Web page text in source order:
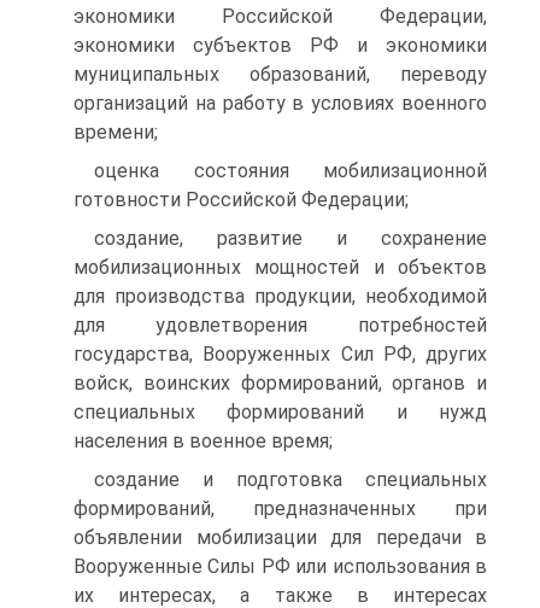
экономики Российской Федерации,
экономики субъектов РФ и экономики
муниципальных образований, переводу
организаций на работу в условиях военного
времени;
оценка состояния мобилизационной
готовности Российской Федерации;
создание, развитие и сохранение
мобилизационных мощностей и объектов
для производства продукции, необходимой
для удовлетворения потребностей
государства, Вооруженных Сил РФ, других
войск, воинских формирований, органов и
специальных формирований и нужд
населения в военное время;
создание и подготовка специальных
формирований, предназначенных при
объявлении мобилизации для передачи в
Вооруженные Силы РФ или использования в
их интересах, а также в интересах